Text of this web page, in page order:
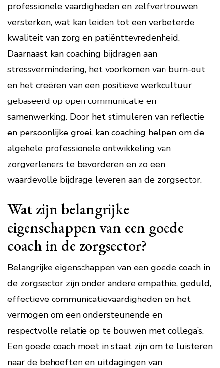
professionele vaardigheden en zelfvertrouwen
versterken, wat kan leiden tot een verbeterde
kwaliteit van zorg en patiënttevredenheid.
Daarnaast kan coaching bijdragen aan
stressvermindering, het voorkomen van burn-out
en het creëren van een positieve werkcultuur
gebaseerd op open communicatie en
samenwerking. Door het stimuleren van reflectie
en persoonlijke groei, kan coaching helpen om de
algehele professionele ontwikkeling van
zorgverleners te bevorderen en zo een
waardevolle bijdrage leveren aan de zorgsector.
Wat zijn belangrijke
eigenschappen van een goede
coach in de zorgsector?
Belangrijke eigenschappen van een goede coach in
de zorgsector zijn onder andere empathie, geduld,
effectieve communicatievaardigheden en het
vermogen om een ondersteunende en
respectvolle relatie op te bouwen met collega’s.
Een goede coach moet in staat zijn om te luisteren
naar de behoeften en uitdagingen van